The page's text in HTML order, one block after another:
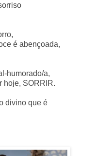
é abençoada,
humorado/a,
hoje, SORRIR.
divino que é